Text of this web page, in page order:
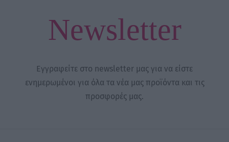
Newsletter
Εγγραφείτε στο newsletter μας για να είστε
ενημερωμένοι για όλα τα νέα μας προϊόντα και τις
προσφορές μας.